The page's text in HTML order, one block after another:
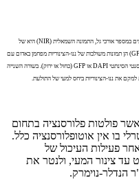
במספר אורכי גל, התמונה השמאלית (NIR) היא של
) הן תמונות משולבות של ננו-הצינוריות מפחמן באדום עם
הסינתטי DAPI או GFP (כחול או ירוק). בשורה השנייה
למקם את ננו-הצינוריות ביחס למעי של התולעת.
פולטות פלורסנציה בתחום
בו אין אוטופלורסנציה כלל.
פעילות העיכול של
צינור המעי, ולנטר את
הנדלר-נוימרק.